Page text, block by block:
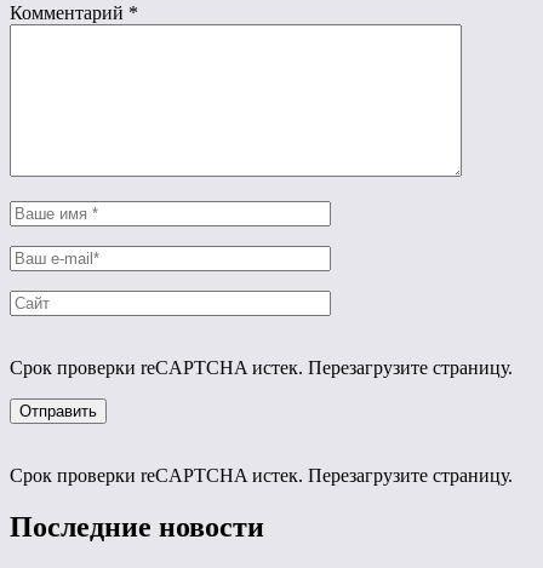
Комментарий *
Срок проверки reCAPTCHA истек. Перезагрузите страницу.
Срок проверки reCAPTCHA истек. Перезагрузите страницу.
Последние новости